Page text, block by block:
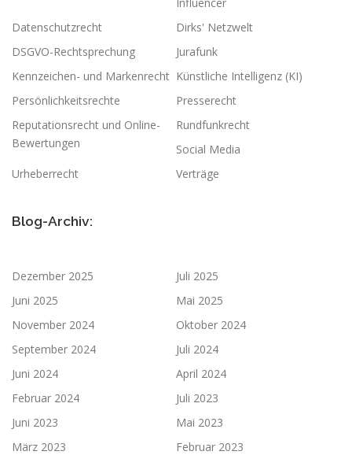
Datenschutzrecht
Dirks' Netzwelt
DSGVO-Rechtsprechung
Jurafunk
Kennzeichen- und Markenrecht Künstliche Intelligenz (KI)
Persönlichkeitsrechte
Presserecht
Reputationsrecht und Online-
Bewertungen
Rundfunkrecht
Social Media
Urheberrecht
Verträge
Blog-Archiv:
Dezember 2025
Juli 2025
Juni 2025
Mai 2025
November 2024
Oktober 2024
September 2024
Juli 2024
Juni 2024
April 2024
Februar 2024
Juli 2023
Juni 2023
Mai 2023
März 2023
Februar 2023